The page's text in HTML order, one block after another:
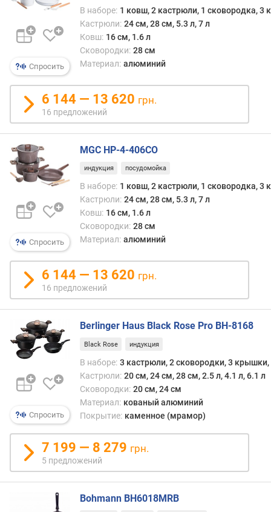
е
к
а
т
р
ю
л
и
(
с
м
)
а
з
е
р
2
к
а
с
т
р
ю
л
и
(
м
)
м
а
к
Спросить
В наборе: 1 ковш, 2 кастрюли, 1 сковородка,
Кастрюли: 24 см, 28 см, 5.3 л, 7 л
Ковш: 16 см, 1.6 л
Сковородки: 28 см
Материал: алюминий
6 144 — 13 620 грн.
16 предложений
Спросить
MGC HP-4-406CO
индукция посудомойка
В наборе: 1 ковш, 2 кастрюли, 1 сковородка,
Кастрюли: 24 см, 28 см, 5.3 л, 7 л
Ковш: 16 см, 1.6 л
Сковородки: 28 см
Материал: алюминий
6 144 — 13 620 грн.
16 предложений
Спросить
Berlinger Haus Black Rose Pro BH-8168
Black Rose индукция
В наборе: 3 кастрюли, 2 сковородки, 3
Кастрюли: 20 см, 24 см, 28 см, 2.5 л, 4.1 л, 6.1 л
Сковородки: 20 см, 24 см
Материал: кованый алюминий
Покрытие: каменное (мрамор)
7 199 — 8 279 грн.
5 предложений
Bohmann BH6018MRB